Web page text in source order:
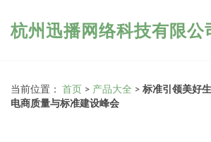
杭州迅播网络科技有限公
当前位置： 首页 > 产品大全 > 标准引领美好
电商质量与标准建设峰会